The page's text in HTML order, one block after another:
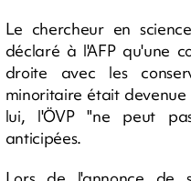
Le chercheur en
déclaré à l'AFP qu'une
droite avec les
minoritaire était
lui, l'ÖVP "ne peut
anticipées.